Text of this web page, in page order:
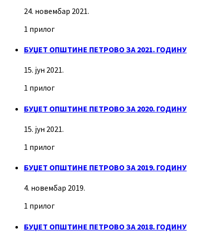
24. новембар 2021.
1 прилог
БУЏЕТ ОПШТИНЕ ПЕТРОВО ЗА 2021. ГОДИНУ
15. јун 2021.
1 прилог
БУЏЕТ ОПШТИНЕ ПЕТРОВО ЗА 2020. ГОДИНУ
15. јун 2021.
1 прилог
БУЏЕТ ОПШТИНЕ ПЕТРОВО ЗА 2019. ГОДИНУ
4. новембар 2019.
1 прилог
БУЏЕТ ОПШТИНЕ ПЕТРОВО ЗА 2018. ГОДИНУ